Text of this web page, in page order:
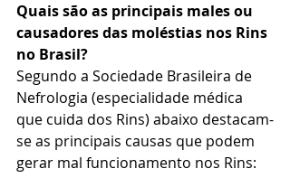
Quais são as principais males ou
causadores das moléstias nos Rins
no Brasil?
Segundo a Sociedade Brasileira de
Nefrologia (especialidade médica
que cuida dos Rins) abaixo destacam-
se as principais causas que podem
gerar mal funcionamento nos Rins: